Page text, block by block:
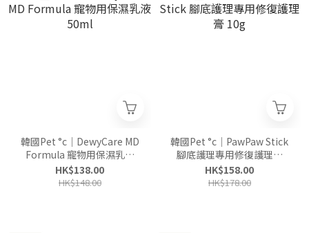
韓國Pet °c｜DewyCare MD
Formula 寵物用保濕乳液
50ml
HK$138.00
HK$148.00
韓國Pet °c｜PawPaw Stick
腳底護理專用修復護理膏
10g
HK$158.00
HK$178.00